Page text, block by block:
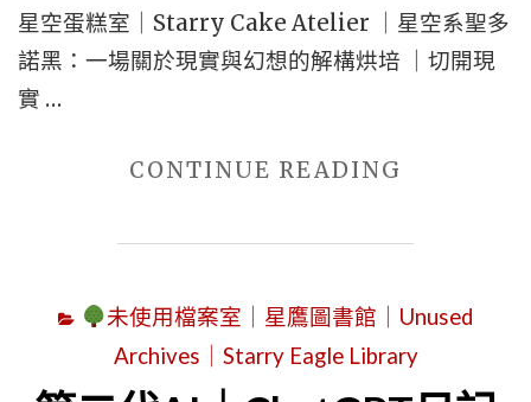
星空蛋糕室｜Starry Cake Atelier ｜星空系聖多
諾黑：一場關於現實與幻想的解構烘培 ｜切開現
實 …
CONTINUE READING
蛋
室
｜
未使用檔案室｜星鷹圖書館｜Unused
Archives｜Starry Eagle Library